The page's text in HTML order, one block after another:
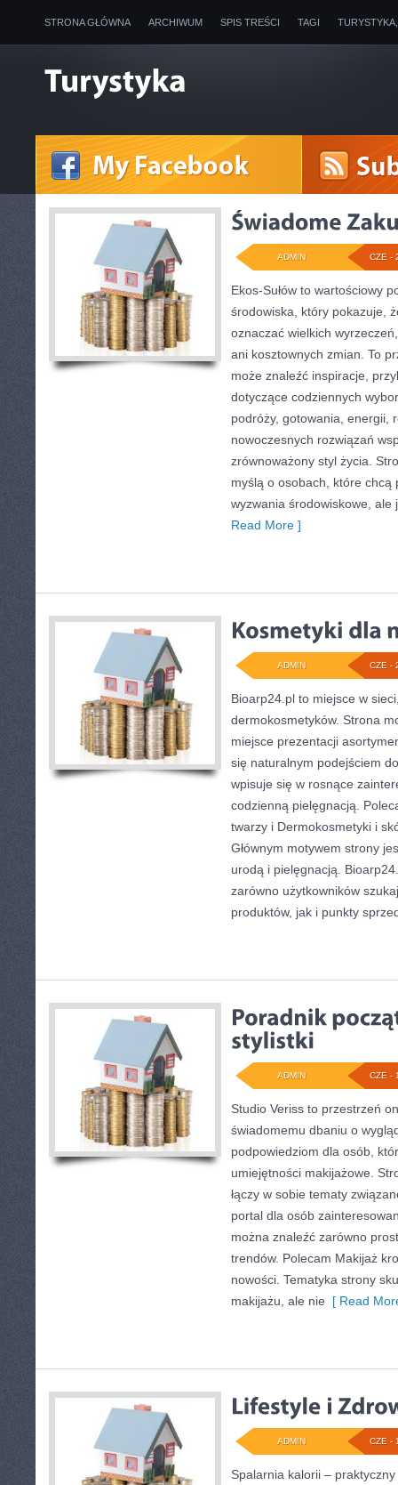
STRONA GŁÓWNA ARCHIWUM SPIS TREŚCI TAGI
CZE -
ADMIN
Ekos-Sułów to wartościowy
środowiska, który pokazuje,
oznaczać wielkich
ani kosztownych zmian. To
może znaleźć inspiracje,
dotyczące codziennych
podróży, gotowania, energii,
nowoczesnych rozwiązań
zrównoważony styl życia.
myślą o osobach, które chcą
wyzwania środowiskowe, ale
Read More ]
CZE -
ADMIN
Bioarp24.pl to miejsce w
dermokosmetyków. Strona
miejsce prezentacji
się naturalnym podejściem
wpisuje się w rosnące
codzienną pielęgnacją.
twarzy i Dermokosmetyki i
Głównym motywem strony
urodą i pielęgnacją.
zarówno użytkowników
produktów, jak i punkty
CZE -
ADMIN
Studio Veriss to przestrzeń
świadomemu dbaniu o
podpowiedziom dla osób,
umiejętności makijażowe.
łączy w sobie tematy
portal dla osób
można znaleźć zarówno
trendów. Polecam Makijaż
nowości. Tematyka strony
makijażu, ale nie [ Read
CZE -
ADMIN
Spalarnia kalorii –